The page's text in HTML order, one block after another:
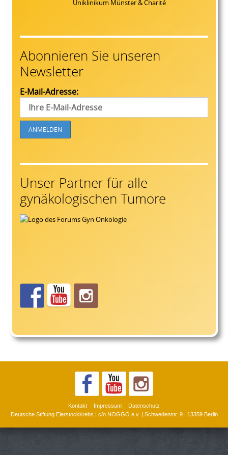
Uniklinikum Münster & Charité
Abonnieren Sie unseren
Newsletter
E-Mail-Adresse:
Unser Partner für alle
gynäkologischen Tumore
Kontakt Impressum
Datenschutz
Deutsche Stiftung Eierstockkrebs | c/o NOGGO e.v. | Schwedenstr. 9 | 13359 Berlin